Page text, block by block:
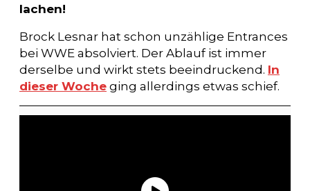
lachen!
Brock Lesnar hat schon unzählige Entrances
bei WWE absolviert. Der Ablauf ist immer
derselbe und wirkt stets beeindruckend. In
dieser Woche ging allerdings etwas schief.